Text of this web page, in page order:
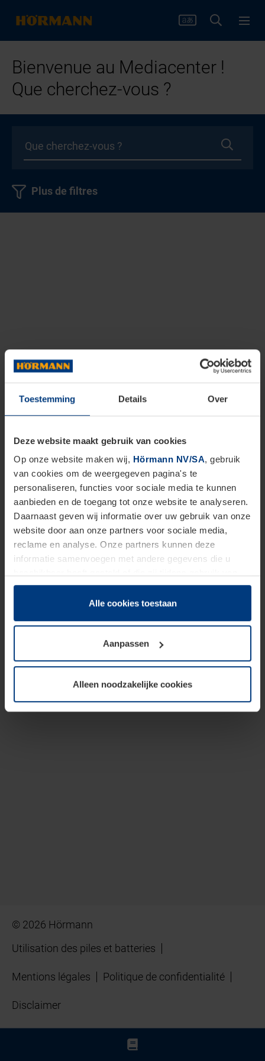
Toestemming Details Over
Deze website maakt gebruik van cookies
Op onze website maken wij, Hörmann NV/SA, gebruik
van cookies om de weergegeven pagina's te
personaliseren, functies voor sociale media te kunnen
aanbieden en de toegang tot onze website te analyseren.
Daarnaast geven wij informatie over uw gebruik van onze
website door aan onze partners voor sociale media,
reclame en analyse. Onze partners kunnen deze
informatie samenvoegen met andere gegevens die u
hun diensten hebben verzameld.
Juridisch hebben wij het recht om cookies op uw
van deze pagina's absoluut vereist is. Voor alle andere
soorten cookies is uw toestemming benodigd. Uw
toestemming kunt u op elk moment bij de uitleg van de
wijzigen of herroepen.
Alle cookies toestaan
Aanpassen
Alleen noodzakelijke cookies
Bienvenue au Mediacenter !
Que cherchez-vous ?
Plus de filtres
© 2026 Hörmann
Utilisation des piles et batteries
Mentions légales Politique de confidentialité
Disclaimer